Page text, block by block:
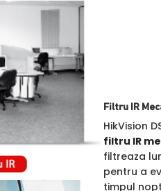
Filtru IR
HikVision
filtru IR
filtreaza
pentru a
timpul